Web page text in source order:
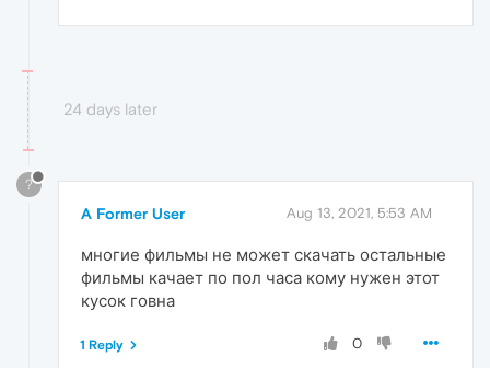
24 days later
?
A Former User Aug 13, 2021, 5:53 AM
многие фильмы не может скачать остальные
фильмы качает по пол часа кому нужен этот
кусок говна
0
1 Reply